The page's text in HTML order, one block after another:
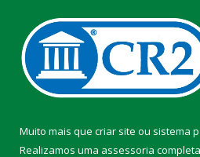
Muito mais que criar site ou sistema
Realizamos uma assessoria